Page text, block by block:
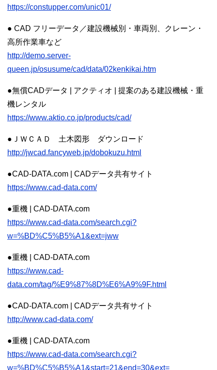
https://constupper.com/unic01/
● CAD フリーデータ／建設機械別・車両別、クレーン・
高所作業車など
http://demo.server-
queen.jp/osusume/cad/data/02kenkikai.htm
●無償CADデータ | アクティオ | 提案のある建設機械・重
機レンタル
https://www.aktio.co.jp/products/cad/
●ＪＷＣＡＤ 土木図形 ダウンロード
http://jwcad.fancyweb.jp/dobokuzu.html
●CAD-DATA.com | CADデータ共有サイト
https://www.cad-data.com/
●重機 | CAD-DATA.com
https://www.cad-data.com/search.cgi?
w=%BD%C5%B5%A1&ext=jww
●重機 | CAD-DATA.com
https://www.cad-
data.com/tag/%E9%87%8D%E6%A9%9F.html
●CAD-DATA.com | CADデータ共有サイト
http://www.cad-data.com/
●重機 | CAD-DATA.com
https://www.cad-data.com/search.cgi?
w=%BD%C5%B5%A1&start=21&end=30&ext=